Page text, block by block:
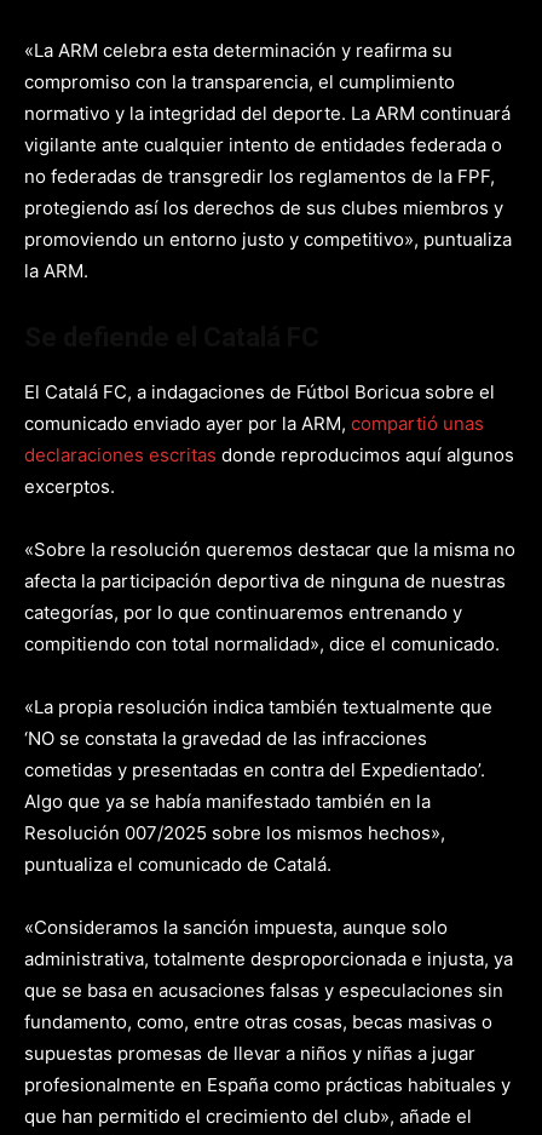
«La ARM celebra esta determinación y reafirma su
compromiso con la transparencia, el cumplimiento
normativo y la integridad del deporte. La ARM continuará
vigilante ante cualquier intento de entidades federada o
no federadas de transgredir los reglamentos de la FPF,
protegiendo así los derechos de sus clubes miembros y
promoviendo un entorno justo y competitivo», puntualiza
la ARM.
El Catalá FC, a indagaciones de Fútbol Boricua sobre el
comunicado enviado ayer por la ARM, compartió unas
declaraciones escritas donde reproducimos aquí algunos
excerptos.
«Sobre la resolución queremos destacar que la misma no
afecta la participación deportiva de ninguna de nuestras
categorías, por lo que continuaremos entrenando y
compitiendo con total normalidad», dice el comunicado.
«La propia resolución indica también textualmente que
‘NO se constata la gravedad de las infracciones
cometidas y presentadas en contra del Expedientado’.
Algo que ya se había manifestado también en la
Resolución 007/2025 sobre los mismos hechos»,
puntualiza el comunicado de Catalá.
«Consideramos la sanción impuesta, aunque solo
administrativa, totalmente desproporcionada e injusta, ya
que se basa en acusaciones falsas y especulaciones sin
fundamento, como, entre otras cosas, becas masivas o
supuestas promesas de llevar a niños y niñas a jugar
profesionalmente en España como prácticas habituales y
que han permitido el crecimiento del club», añade el